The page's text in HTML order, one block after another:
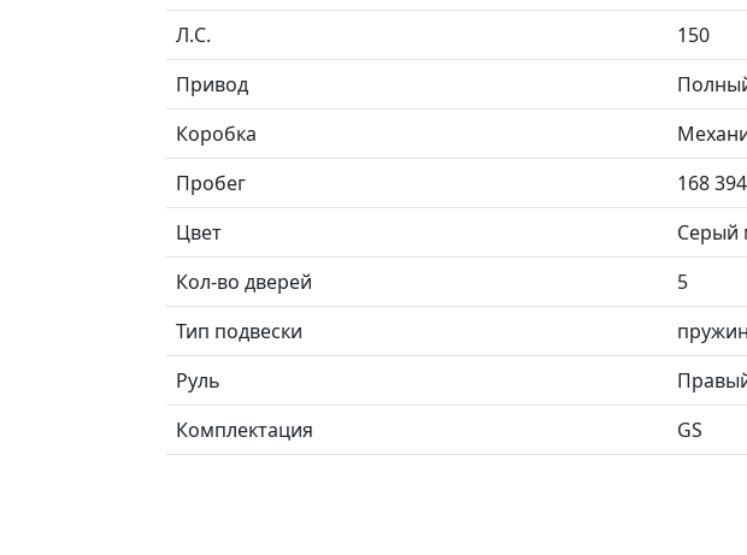
Л.C.
150
Привод
Коробка
Пробег
168
Цвет
Серый
Кол-во дверей
5
Тип подвески
Руль
Комплектация
GS